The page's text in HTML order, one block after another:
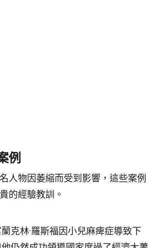
例
人物因萎縮而受到影響，這些案例
的經驗教訓。
克林·羅斯福因小兒麻痺症導致下